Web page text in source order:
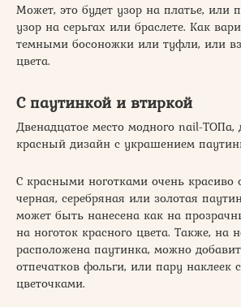
Может, это будет узор на платье, или
узор на серьгах или браслете. Как
темными босоножки или туфли, или
цвета.
С паутинкой и втиркой
Двенадцатое место модного nail-ТОПа,
красный дизайн с украшением
С красными ноготками очень красиво
черная, серебряная или золотая
может быть нанесена как на
на ноготок красного цвета. Также, на
расположена паутинка, можно
отпечатков фольги, или пару наклеек
цветочками.